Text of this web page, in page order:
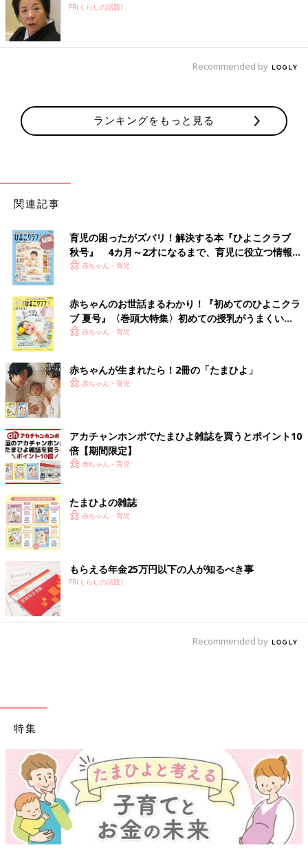
PR(くらしの話題)
Recommended by
ランキングをもっと見る
関連記事
育児の困ったがズバリ！解決する本『ひよこクラブ
秋号』 4カ月～2才になるまで、育児に役立つ情報が
いっぱい！
赤ちゃん・育児
赤ちゃんのお世話まるわかり！『初めてのひよこクラ
ブ 夏号』〈巻頭大特集〉初めての授乳がうまくい
く！ おっぱい・ミルクの基本と夏のトラブル 解決テ
赤ちゃん・育児
赤ちゃんが生まれたら！2冊の「たまひよ」
赤ちゃん・育児
アカチャンホンポでたまひよ雑誌を買うとポイント10
倍【期間限定】
赤ちゃん・育児
たまひよの雑誌
赤ちゃん・育児
もらえる年金25万円以下の人が知るべき事
PR(くらしの話題)
Recommended by
特集